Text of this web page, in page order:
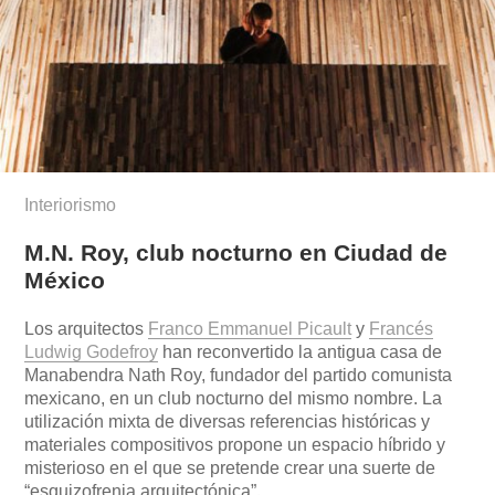
Interiorismo
M.N. Roy, club nocturno en Ciudad de
México
Los arquitectos Franco Emmanuel Picault y Francés
Ludwig Godefroy han reconvertido la antigua casa de
Manabendra Nath Roy, fundador del partido comunista
mexicano, en un club nocturno del mismo nombre. La
utilización mixta de diversas referencias históricas y
materiales compositivos propone un espacio híbrido y
misterioso en el que se pretende crear una suerte de
“esquizofrenia arquitectónica”.